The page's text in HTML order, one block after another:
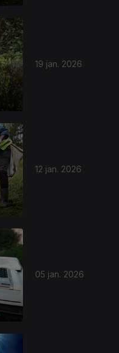
19 jan. 2026
12 jan. 2026
05 jan. 2026